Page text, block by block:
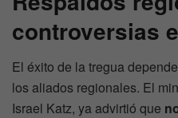
controversias
El éxito de la tregua
los aliados regionales. El
Israel Katz, ya advirtió que